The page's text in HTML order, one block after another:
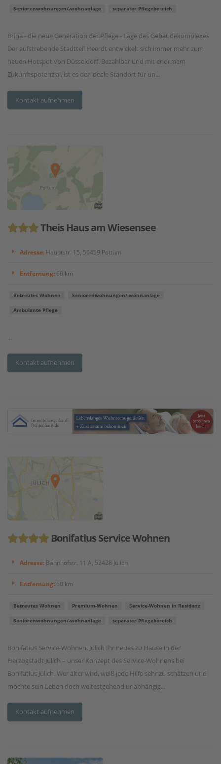
Seniorenwohnungen/-wohnanlage separater Pflegebereich
Brina - die neue Generation der Pflege - Lage des Gebäudekomplexes
Der aufstrebende Stadtteil Heerdt entwickelt sich immer mehr zum
neuen Hotspot von Düsseldorf. Bezahlbar und mit enormem
Zukunftspotenzial, ist es der ideale Standort für un...
Kontakt aufnehmen
Theis Haus am Wiesensee
Adresse: Hauptstr. 15, 56459 Pottum
Entfernung: 60 km
Betreutes Wohnen Seniorenwohnungen/-wohnanlage
Ambulante Pflege
...
Kontakt aufnehmen
Bonifatius Service Wohnen
Adresse: Bahnhofstr. 11 A, 52428 Jülich
Entfernung: 60 km
Betreutes Wohnen Premium-Wohnen Service-Wohnen in Residenz
Seniorenwohnungen/-wohnanlage separater Pflegebereich
Bonifatius Service-Wohnen, Jülich Ihr neues zu Hause in der
Herzogstadt Jülich – unser Konzept des Service-Wohnens bei
Bonifatius Jülich. Wer älter wird, weiß jede Hilfe sehr zu schätzen und
möchte sein Leben doch weitestgehend unabhängig...
Kontakt aufnehmen